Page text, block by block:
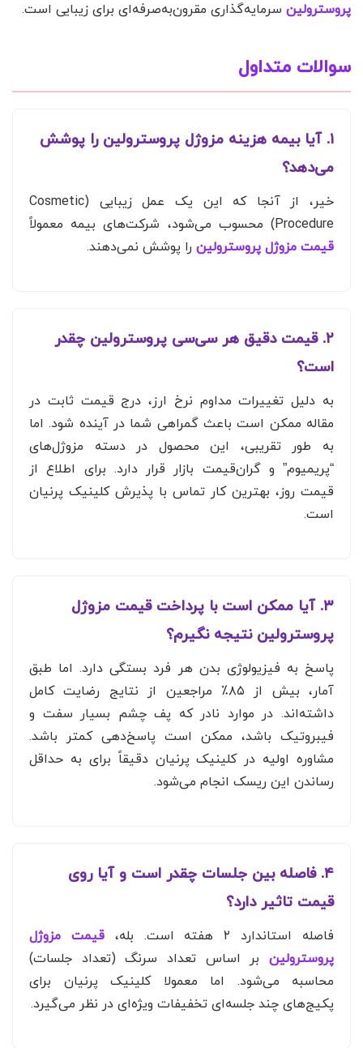
پروسترولین سرمایه‌گذاری مقرون‌به‌صرفه‌ای برای زیبایی است.
سوالات متداول
۱. آیا بیمه هزینه مزوژل پروسترولین را پوشش
می‌دهد؟
خیر، از آنجا که این یک عمل زیبایی (Cosmetic
Procedure) محسوب می‌شود، شرکت‌های بیمه معمولاً
قیمت مزوژل پروسترولین را پوشش نمی‌دهند.
۲. قیمت دقیق هر سی‌سی پروسترولین چقدر
است؟
به دلیل تغییرات مداوم نرخ ارز، درج قیمت ثابت در
مقاله ممکن است باعث گمراهی شما در آینده شود. اما
به طور تقریبی، این محصول در دسته مزوژل‌های
“پریمیوم” و گران‌قیمت بازار قرار دارد. برای اطلاع از
قیمت روز، بهترین کار تماس با پذیرش کلینیک پرنیان
است.
۳. آیا ممکن است با پرداخت قیمت مزوژل
پروسترولین نتیجه نگیرم؟
پاسخ به فیزیولوژی بدن هر فرد بستگی دارد. اما طبق
آمار، بیش از ۸۵٪ مراجعین از نتایج رضایت کامل
داشته‌اند. در موارد نادر که پف چشم بسیار سفت و
فیبروتیک باشد، ممکن است پاسخ‌دهی کمتر باشد.
مشاوره اولیه در کلینیک پرنیان دقیقاً برای به حداقل
رساندن این ریسک انجام می‌شود.
۴. فاصله بین جلسات چقدر است و آیا روی
قیمت تاثیر دارد؟
فاصله استاندارد ۲ هفته است. بله،
قیمت مزوژل
پروسترولین بر اساس تعداد سرنگ (تعداد جلسات)
محاسبه می‌شود. اما معمولا کلینیک پرنیان برای
پکیج‌های چند جلسه‌ای تخفیفات ویژه‌ای در نظر می‌گیرد.